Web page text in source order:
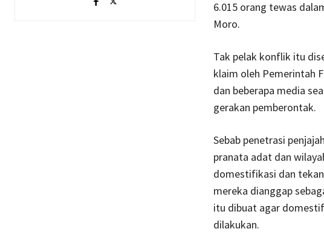
6.015 orang tewas
Moro.
Tak pelak konflik itu
klaim oleh Pemerintah
dan beberapa media
gerakan pemberontak.
Sebab penetrasi
pranata adat dan
domestifikasi dan
mereka dianggap
itu dibuat agar
dilakukan.